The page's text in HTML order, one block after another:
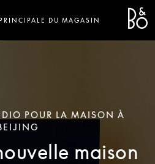
DU MAGASIN
POUR LA MAISON À
maison